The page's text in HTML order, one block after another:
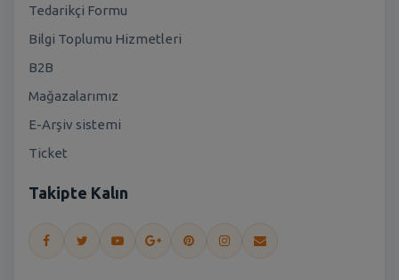
Tedarikçi Formu
Bilgi Toplumu Hizmetleri
B2B
Mağazalarımız
E-Arşiv sistemi
Ticket
Takipte Kalın